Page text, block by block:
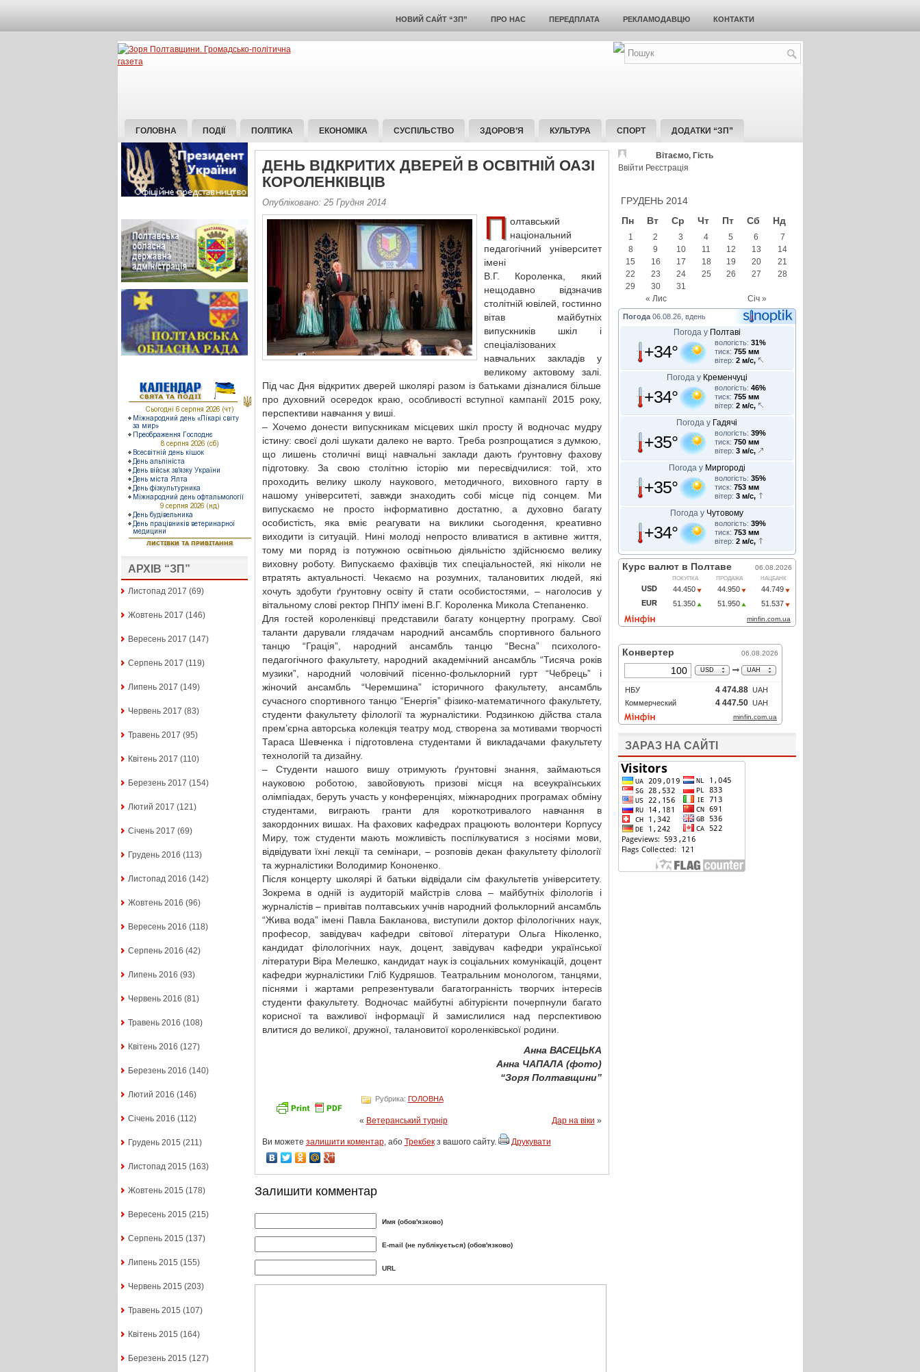
НОВИЙ САЙТ “ЗП” ПРО НАС ПЕРЕДПЛАТА РЕКЛАМОДАВЦЮ КОНТАКТИ
ГОЛОВНА ПОДІЇ ПОЛІТИКА ЕКОНОМІКА СУСПІЛЬСТВО ЗДОРОВ’Я КУЛЬТУРА СПОРТ ДОДАТКИ “ЗП”
АРХІВ “ЗП”
Листопад 2017 (69)
Жовтень 2017 (146)
Вересень 2017 (147)
Серпень 2017 (119)
Липень 2017 (149)
Червень 2017 (83)
Травень 2017 (95)
Квітень 2017 (110)
Березень 2017 (154)
Лютий 2017 (121)
Січень 2017 (69)
Грудень 2016 (113)
Листопад 2016 (142)
Жовтень 2016 (96)
Вересень 2016 (118)
Серпень 2016 (42)
Липень 2016 (93)
Червень 2016 (81)
Травень 2016 (108)
Квітень 2016 (127)
Березень 2016 (140)
Лютий 2016 (146)
Січень 2016 (112)
Грудень 2015 (211)
Листопад 2015 (163)
Жовтень 2015 (178)
Вересень 2015 (215)
Серпень 2015 (137)
Липень 2015 (155)
Червень 2015 (203)
Травень 2015 (107)
Квітень 2015 (164)
Березень 2015 (127)
ДЕНЬ ВІДКРИТИХ ДВЕРЕЙ В ОСВІТНІЙ ОАЗІ
КОРОЛЕНКІВЦІВ
Опубліковано: 25 Грудня 2014
П олтавський
національний
педагогічний університет
імені
В.Г. Короленка, який
нещодавно відзначив
столітній ювілей, гостинно
вітав майбутніх
випускників шкіл і
спеціалізованих
навчальних закладів у
великому актовому залі.
Під час Дня відкритих дверей школярі разом із батьками дізналися більше
про духовний осередок краю, особливості вступної кампанії 2015 року,
перспективи навчання у виші.
– Хочемо донести випускникам місцевих шкіл просту й водночас мудру
істину: своєї долі шукати далеко не варто. Треба розпрощатися з думкою,
що лишень столичні вищі навчальні заклади дають ґрунтовну фахову
підготовку. За свою столітню історію ми пересвідчилися: той, хто
проходить велику школу наукового, методичного, виховного гарту в
нашому університеті, завжди знаходить собі місце під сонцем. Ми
випускаємо не просто інформативно достатню, а духовно багату
особистість, яка вміє реагувати на виклики сьогодення, креативно
виходити із ситуацій. Нині молоді непросто вливатися в активне життя,
тому ми поряд із потужною освітньою діяльністю здійснюємо велику
виховну роботу. Випускаємо фахівців тих спеціальностей, які ніколи не
втратять актуальності. Чекаємо на розумних, талановитих людей, які
хочуть здобути ґрунтовну освіту й стати особистостями, – наголосив у
вітальному слові ректор ПНПУ імені В.Г. Короленка Микола Степаненко.
Для гостей короленківці представили багату концертну програму. Свої
таланти дарували глядачам народний ансамбль спортивного бального
танцю “Грація”, народний ансамбль танцю “Весна” психолого-
педагогічного факультету, народний академічний ансамбль “Тисяча років
музики”, народний чоловічий пісенно-фольклорний гурт “Чебрець” і
жіночий ансамбль “Черемшина” історичного факультету, ансамбль
сучасного спортивного танцю “Енергія” фізико-математичного факультету,
студенти факультету філології та журналістики. Родзинкою дійства стала
прем’єрна авторська колекція театру мод, створена за мотивами творчості
Тараса Шевченка і підготовлена студентами й викладачами факультету
технологій та дизайну.
– Студенти нашого вишу отримують ґрунтовні знання, займаються
науковою роботою, завойовують призові місця на всеукраїнських
олімпіадах, беруть участь у конференціях, міжнародних програмах обміну
студентами, виграють гранти для короткотривалого навчання в
закордонних вишах. На фахових кафедрах працюють волонтери Корпусу
Миру, тож студенти мають можливість поспілкуватися з носіями мови,
відвідувати їхні лекції та семінари, – розповів декан факультету філології
та журналістики Володимир Кононенко.
Після концерту школярі й батьки відвідали сім факультетів університету.
Зокрема в одній із аудиторій майстрів слова – майбутніх філологів і
журналістів – привітав полтавських учнів народний фольклорний ансамбль
“Жива вода” імені Павла Бакланова, виступили доктор філологічних наук,
професор, завідувач кафедри світової літератури Ольга Ніколенко,
кандидат філологічних наук, доцент, завідувач кафедри української
літератури Віра Мелешко, кандидат наук із соціальних комунікацій, доцент
кафедри журналістики Гліб Кудряшов. Театральним монологом, танцями,
піснями і жартами репрезентували багатогранність творчих інтересів
студенти факультету. Водночас майбутні абітурієнти почерпнули багато
корисної та важливої інформації й замислилися над перспективою
влитися до великої, дружної, талановитої короленківської родини.
Анна ВАСЕЦЬКА
Анна ЧАПАЛА (фото)
“Зоря Полтавщини”
Рубрика: ГОЛОВНА
« Ветеранський турнір Дар на віки »
Ви можете залишити коментар, або Трекбекз вашого сайту. Друкувати
Залишити комментар
Имя (обов'язково)
E-mail (не публікується) (обов'язково)
URL
Вітаємо, Гість
Ввійти Реєстрація
ГРУДЕНЬ 2014
Пн
Вт Ср Чт Пт Сб Нд
« Лис Січ »
1 2 3 4 5 6
7
8
9 10 11 12 13
14
15
16 17 18 19 20
21
22
23 24 25 26 27
28
29
30 31
Погода 06.08.26, вдень
Погода у Полтаві
+34° вологість: 31%
тиск: 755 мм
вітер: 2 м/с,
Погода у Кременчуці
+34° вологість: 46%
тиск: 755 мм
вітер: 2 м/с,
Погода у Гадячі
+35° вологість: 39%
тиск: 750 мм
вітер: 3 м/с,
Погода у Миргороді
+35° вологість: 35%
тиск: 753 мм
вітер: 3 м/с,
Погода у Чутовому
+34° вологість: 39%
тиск: 753 мм
вітер: 2 м/с,
ЗАРАЗ НА САЙТІ